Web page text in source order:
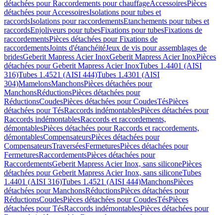
détachées pour Raccordements pour chauffageAccessoiresPièces
détachées pour AccessoiresIsolations pour tubes et
raccordsIsolations pour raccordementsEtanchements pour tubes et
raccordsEnjoliveurs pour tubesFixations pour tubesFixations de
raccordementsPièces détachées pour Fixations de
raccordementsJoints d'étanchéitéJeux de vis pour assemblages de
bridesGeberit Mapress Acier InoxGeberit Mapress Acier InoxPièces
détachées pour Geberit Mapress Acier InoxTubes 1.4401 (AISI
316)Tubes 1.4521 (AISI 444)Tubes 1.4301 (AISI
304)MamelonsManchonsPièces détachées pour
ManchonsRéductionsPièces détachées pour
RéductionsCoudesPièces détachées pour CoudesTésPièces
détachées pour TésRaccords indémontablesPièces détachées pour
Raccords indémontablesRaccords et raccordements,
démontablesPièces détachées pour Raccords et raccordements,
démontablesCompensateursPièces détachées pour
CompensateursTraverséesFermeturesPièces détachées pour
FermeturesRaccordementsPièces détachées pour
RaccordementsGeberit Mapress Acier Inox, sans siliconePièces
détachées pour Geberit Mapress Acier Inox, sans siliconeTubes
1.4401 (AISI 316)Tubes 1.4521 (AISI 444)ManchonsPièces
détachées pour ManchonsRéductionsPièces détachées pour
RéductionsCoudesPièces détachées pour CoudesTésPièces
détachées pour TésRaccords indémontablesPièces détachées pour